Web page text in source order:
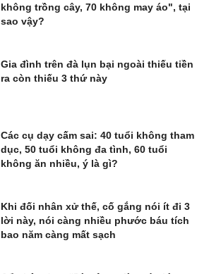
không trồng cây, 70 không may áo", tại
sao vậy?
Gia đình trên đà lụn bại ngoài thiếu tiền
ra còn thiếu 3 thứ này
Các cụ dạy cấm sai: 40 tuổi không tham
dục, 50 tuổi không đa tình, 60 tuổi
không ăn nhiều, ý là gì?
Khi đối nhân xử thế, cố gắng nói ít đi 3
lời này, nói càng nhiều phước báu tích
bao năm càng mất sạch